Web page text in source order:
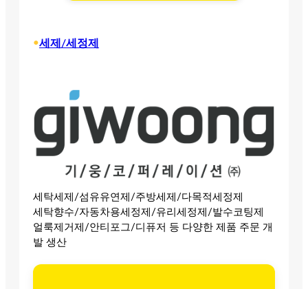
•세제/세정제
세탁세제/섬유유연제/주방세제/다목적세정제
세탁향수/자동차용세정제/유리세정제/발수코팅제
얼룩제거제/안티포그/디퓨저 등 다양한 제품 주문 개
발 생산